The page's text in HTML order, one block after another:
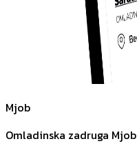
Mjob
Omladinska zadruga Mjob